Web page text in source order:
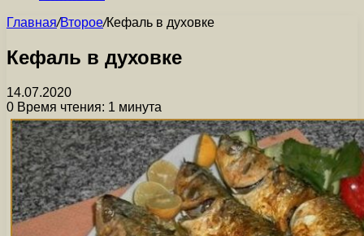
Главная/Второе/Кефаль в духовке
Кефаль в духовке
14.07.2020
0 Время чтения: 1 минута